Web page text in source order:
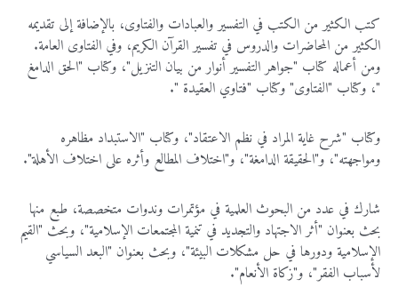
كتب الكثير من الكتب في التفسير والعبادات والفتاوى، بالإضافة إلى تقديمه
الكثير من المحاضرات والدروس في تفسير القرآن الكريم، وفي الفتاوى العامة.
ومن أعماله كتاب "جواهر التفسير أنوار من بيان التنزيل"، وكتاب "الحق الدامغ
"، وكتاب "الفتاوى" وكتاب "فتاوي العقيدة ".
وكتاب "شرح غاية المراد في نظم الاعتقاد"، وكتاب "الاستبداد مظاهره
ومواجهته"، و"الحقيقة الدامغة"، و"اختلاف المطالع وأثره على اختلاف الأهلة".
شارك في عدد من البحوث العلمية في مؤتمرات وندوات متخصصة، طبع منها
بحث بعنوان "أثر الاجتهاد والتجديد في تنمية المجتمعات الإسلامية"، وبحث "القيم
الإسلامية ودورها في حل مشكلات البيئة"، وبحث بعنوان "البعد السياسي
لأسباب الفقر"، و"زكاة الأنعام".